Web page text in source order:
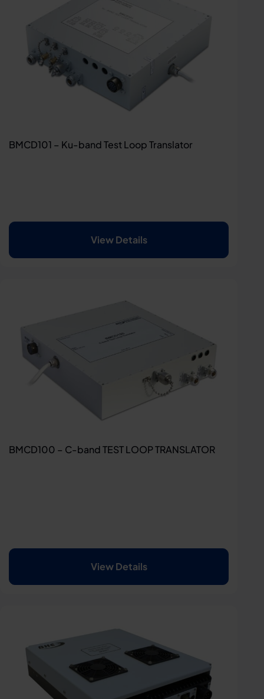
BMCD101 – Ku-band Test Loop Translator
View Details
BMCD100 – C-band TEST LOOP TRANSLATOR
View Details